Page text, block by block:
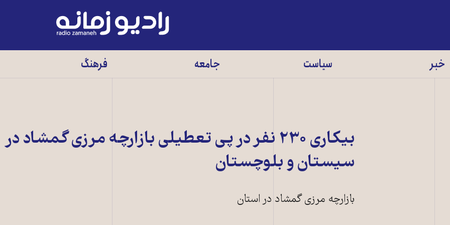
رادیو
زمانه
خبر سیاست جامعه فرهنگ
بيکاری ۲۳۰ نفر در پی تعطيلی بازارچه مرزی گمشاد در
سيستان و بلوچستان
بازارچه مرزی گمشاد در استان